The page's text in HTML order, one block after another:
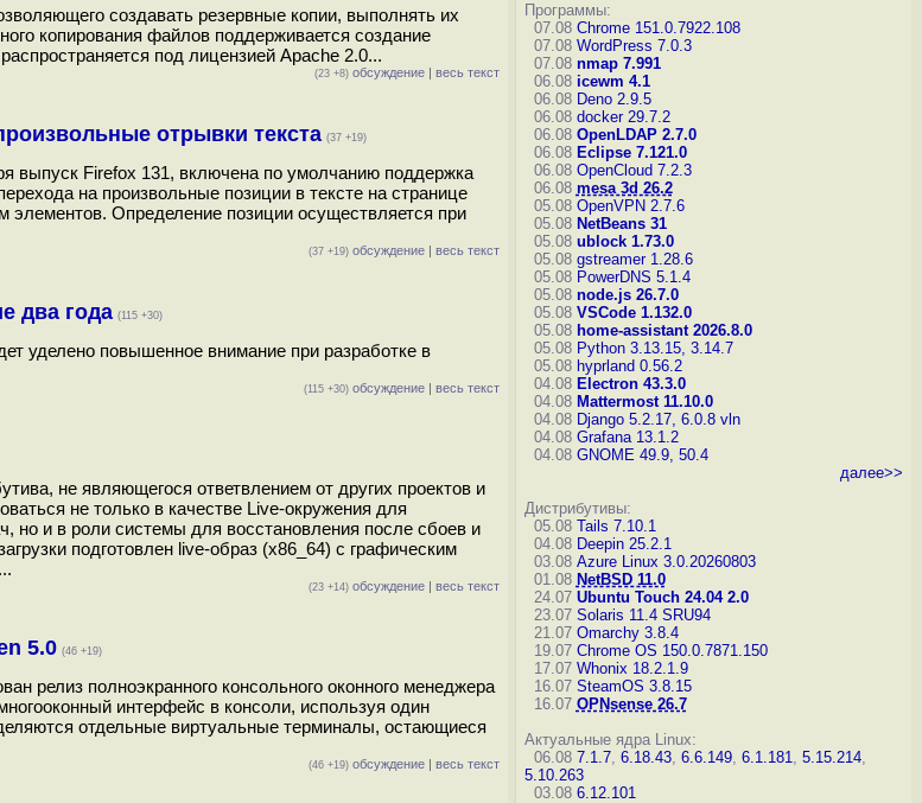
создавать резервные копии, выполнять их
копирования файлов поддерживается создание
под лицензией Apache 2.0...
(23 +8) обсуждение | весь текст
отрывки текста (37 +19)
выпуск Firefox 131, включена по умолчанию поддержка
на произвольные позиции в тексте на странице
элементов. Определение позиции осуществляется при
(37 +19) обсуждение | весь текст
два года (115 +30)
уделено повышенное внимание при разработке в
(115 +30) обсуждение | весь текст
не являющегося ответвлением от других проектов и
не только в качестве Live-окружения для
но и в роли системы для восстановления после сбоев и
подготовлен live-образ (x86_64) с графическим
(23 +14) обсуждение | весь текст
5.0 (46 +19)
релиз полноэкранного консольного оконного менеджера
интерфейс в консоли, используя один
отдельные виртуальные терминалы, остающиеся
(46 +19) обсуждение | весь текст
Программы:
07.08 Chrome 151.0.7922.108
07.08 WordPress 7.0.3
07.08 nmap 7.991
06.08 icewm 4.1
06.08 Deno 2.9.5
06.08 docker 29.7.2
06.08 OpenLDAP 2.7.0
06.08 Eclipse 7.121.0
06.08 OpenCloud 7.2.3
06.08 mesa 3d 26.2
05.08 OpenVPN 2.7.6
05.08 NetBeans 31
05.08 ublock 1.73.0
05.08 gstreamer 1.28.6
05.08 PowerDNS 5.1.4
05.08 node.js 26.7.0
05.08 VSCode 1.132.0
05.08 home-assistant 2026.8.0
05.08 Python 3.13.15, 3.14.7
05.08 hyprland 0.56.2
04.08 Electron 43.3.0
04.08 Mattermost 11.10.0
04.08 Django 5.2.17, 6.0.8 vln
04.08 Grafana 13.1.2
04.08 GNOME 49.9, 50.4
далее>>
Дистрибутивы:
05.08 Tails 7.10.1
04.08 Deepin 25.2.1
03.08 Azure Linux 3.0.20260803
01.08 NetBSD 11.0
24.07 Ubuntu Touch 24.04 2.0
23.07 Solaris 11.4 SRU94
21.07 Omarchy 3.8.4
19.07 Chrome OS 150.0.7871.150
17.07 Whonix 18.2.1.9
16.07 SteamOS 3.8.15
16.07 OPNsense 26.7
Актуальные ядра Linux:
06.08 7.1.7, 6.18.43, 6.6.149, 6.1.181, 5.15.214,
5.10.263
03.08 6.12.101